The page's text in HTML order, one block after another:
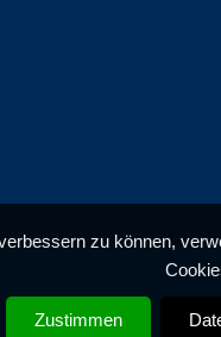
zu können,
Zustimmen
internet & design